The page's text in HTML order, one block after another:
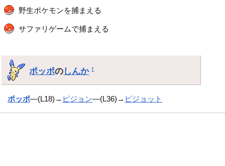
野生ポケモンを捕まえる
サファリゲームで捕まえる
ポッポのしんか †
ポッポ―(L18)→ ピジョン―(L36)→ ピジョット